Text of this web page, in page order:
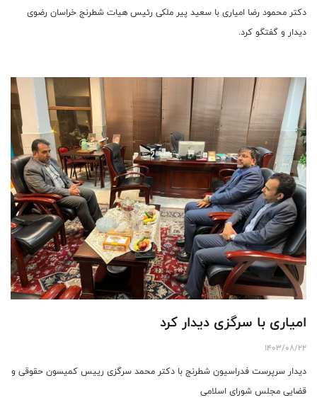
دکتر محمود رضا امیاری با سعید پیر ملکی رئیس هیات شطرنج خراسان رضوی
دیدار و گفتگو کرد.
امیاری با سرگزی دیدار کرد
1403/08/22
دیدار سرپرست فدراسیون شطرنج با دکتر محمد سرگزی رییس کمیسون حقوقی و
قضایی مجلس شورای اسلامی